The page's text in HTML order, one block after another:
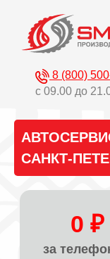
8 (800)
с 09.00 до
САНКТ-
0 ₽
за